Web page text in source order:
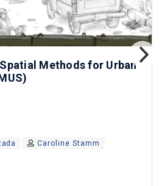
Methods for Urban
Caroline Stamm